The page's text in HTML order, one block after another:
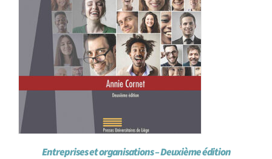
Entreprises et organisations – Deuxième édition